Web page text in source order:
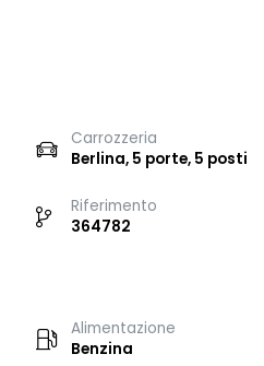
Carrozzeria
Berlina, 5 porte, 5 posti
Riferimento
364782
Alimentazione
Benzina